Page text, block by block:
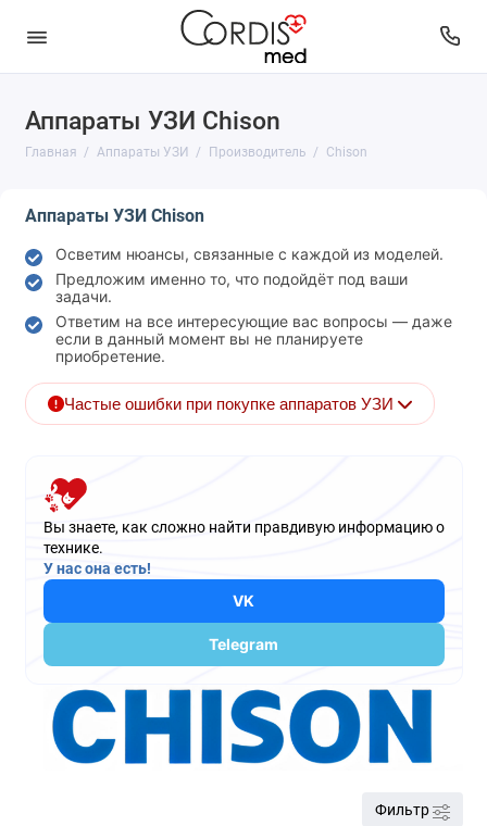
Аппараты УЗИ Chison
Главная Аппараты УЗИ Производитель Chison
Вид
Класс
Производитель
Аппараты УЗИ Chison
Осветим нюансы, связанные с каждой из моделей.
Предложим именно то, что подойдёт под ваши
задачи.
Ответим на все интересующие вас вопросы — даже
если в данный момент вы не планируете
приобретение.
Частые ошибки при покупке аппаратов УЗИ
Вы знаете, как сложно найти правдивую информацию о
технике.
У нас она есть!
VK
Telegram
Фильтр